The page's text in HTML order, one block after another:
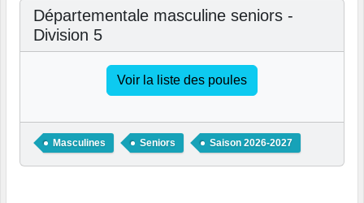
Départementale masculine seniors -
Division 5
Voir la liste des poules
Masculines Seniors Saison 2026-2027